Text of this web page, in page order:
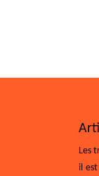
Les
il